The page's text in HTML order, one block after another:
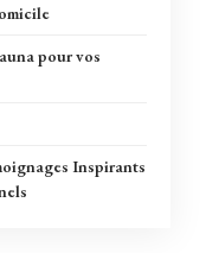
pour vos
Inspirants